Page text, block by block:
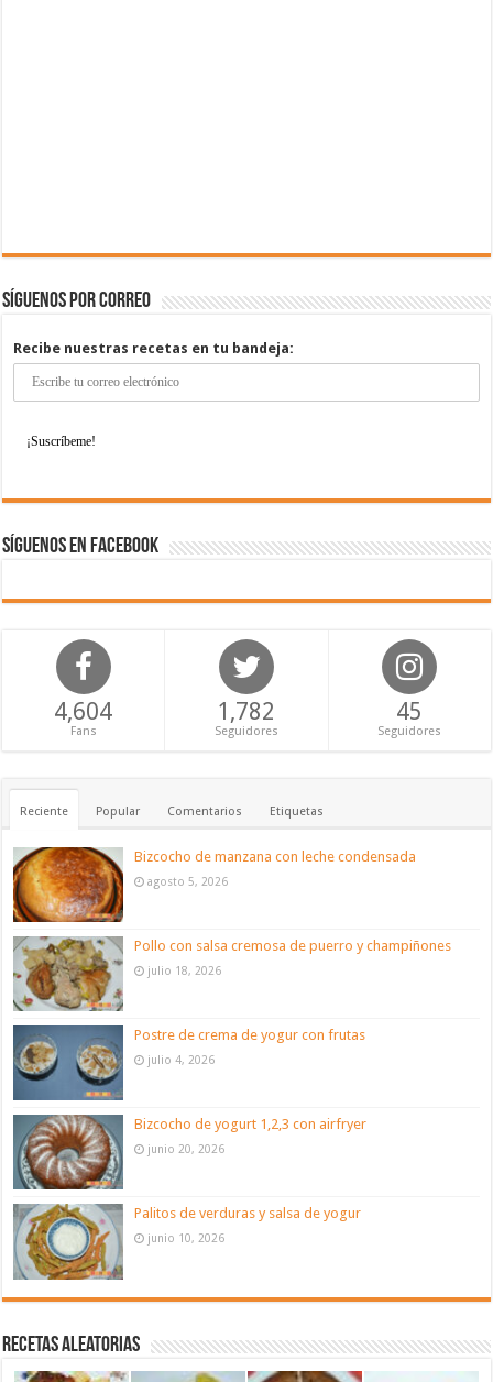
Síguenos por correo
Recibe nuestras recetas en tu bandeja:
Síguenos en Facebook
4,604
Fans
1,782
Seguidores
45
Seguidores
Reciente Popular Comentarios Etiquetas
Bizcocho de manzana con leche condensada
agosto 5, 2026
Pollo con salsa cremosa de puerro y champiñones
julio 18, 2026
Postre de crema de yogur con frutas
julio 4, 2026
Bizcocho de yogurt 1,2,3 con airfryer
junio 20, 2026
Palitos de verduras y salsa de yogur
junio 10, 2026
Recetas aleatorias